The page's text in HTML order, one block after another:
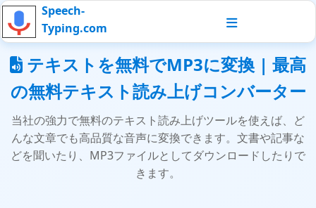
Speech-
Typing.com
テキストを無料でMP3に変換 | 最高
の無料テキスト読み上げコンバーター
当社の強力で無料のテキスト読み上げツールを使えば、ど
んな文章でも高品質な音声に変換できます。文書や記事な
どを聞いたり、MP3ファイルとしてダウンロードしたりで
きます。